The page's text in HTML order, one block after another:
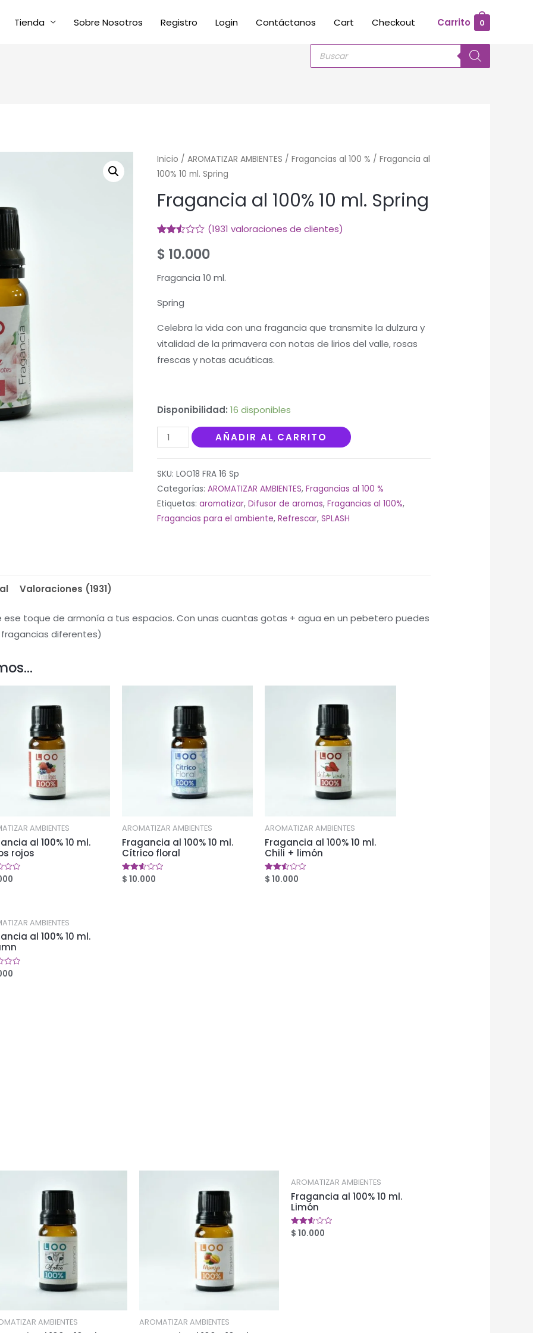
Tienda Sobre Nosotros Registro Login Contáctanos Cart Checkout Carrito 0
Búsqueda
productos
Inicio / AROMATIZAR AMBIENTES / Fragancias al 100 % / Fragancia al
100% 10 ml. Spring
Fragancia al 100% 10 ml. Spring
2.49
sobre
basado
de
(1931 valoraciones de clientes)
$ 10.000
Fragancia 10 ml.
Spring
Celebra la vida con una fragancia que transmite la dulzura y
vitalidad de la primavera con notas de lirios del valle, rosas
frescas y notas acuáticas.
Disponibilidad: 16 disponibles
Fragancia
al
ml.
Spring
AÑADIR AL CARRITO
SKU: LOO18 FRA 16 Sp
Categorías: AROMATIZAR AMBIENTES, Fragancias al 100 %
Etiquetas: aromatizar, Difusor de aromas, Fragancias al 100%,
Fragancias para el ambiente, Refrescar, SPLASH
Valoraciones (1931)
ese toque de armonía a tus espacios. Con unas cuantas gotas + agua en un pebetero puedes
diferentes)
AMBIENTES
al 100% 10 ml.
rojos
AROMATIZAR AMBIENTES
Fragancia al 100% 10 ml.
Cítrico floral
Valorado
en
$ 10.000
AROMATIZAR AMBIENTES
Fragancia al 100% 10 ml.
Chili + limón
Valorado
en
$ 10.000
AMBIENTES
al 100% 10 ml.
AMBIENTES AROMATIZAR AMBIENTES
AROMATIZAR AMBIENTES
Fragancia al 100% 10 ml.
Limón
Valorado
en
$ 10.000